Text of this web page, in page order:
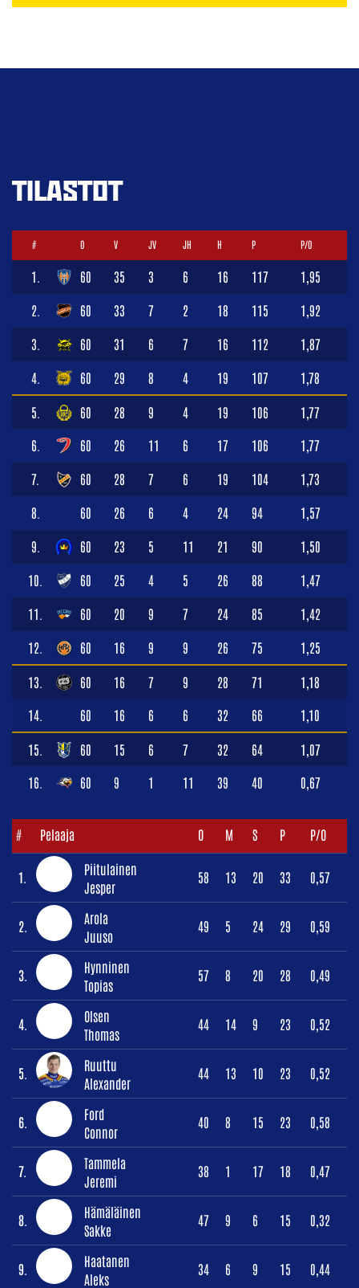
TILASTOT
# O V JV JH H P P/O
1. 60 35 3 6 16 117 1,95
2. 60 33 7 2 18 115 1,92
3. 60 31 6 7 16 112 1,87
4. 60 29 8 4 19 107 1,78
5. 60 28 9 4 19 106 1,77
6. 60 26 11 6 17 106 1,77
7. 60 28 7 6 19 104 1,73
8. 60 26 6 4 24 94 1,57
9. 60 23 5 11 21 90 1,50
10. 60 25 4 5 26 88 1,47
11. 60 20 9 7 24 85 1,42
12. 60 16 9 9 26 75 1,25
13. 60 16 7 9 28 71 1,18
14. 60 16 6 6 32 66 1,10
15. 60 15 6 7 32 64 1,07
16. 60 9 1 11 39 40 0,67
# Pelaaja O M S P P/O
1.
Piitulainen
Jesper
58 13 20 33 0,57
2.
Arola
Juuso
49 5 24 29 0,59
3.
Hynninen
Topias
57 8 20 28 0,49
4.
Olsen
Thomas
44 14 9 23 0,52
5.
Ruuttu
Alexander
44 13 10 23 0,52
6.
Ford
Connor
40 8 15 23 0,58
7.
Tammela
Jeremi
38 1 17 18 0,47
8.
Hämäläinen
Sakke
47 9 6 15 0,32
9.
Haatanen
Aleks
34 6 9 15 0,44